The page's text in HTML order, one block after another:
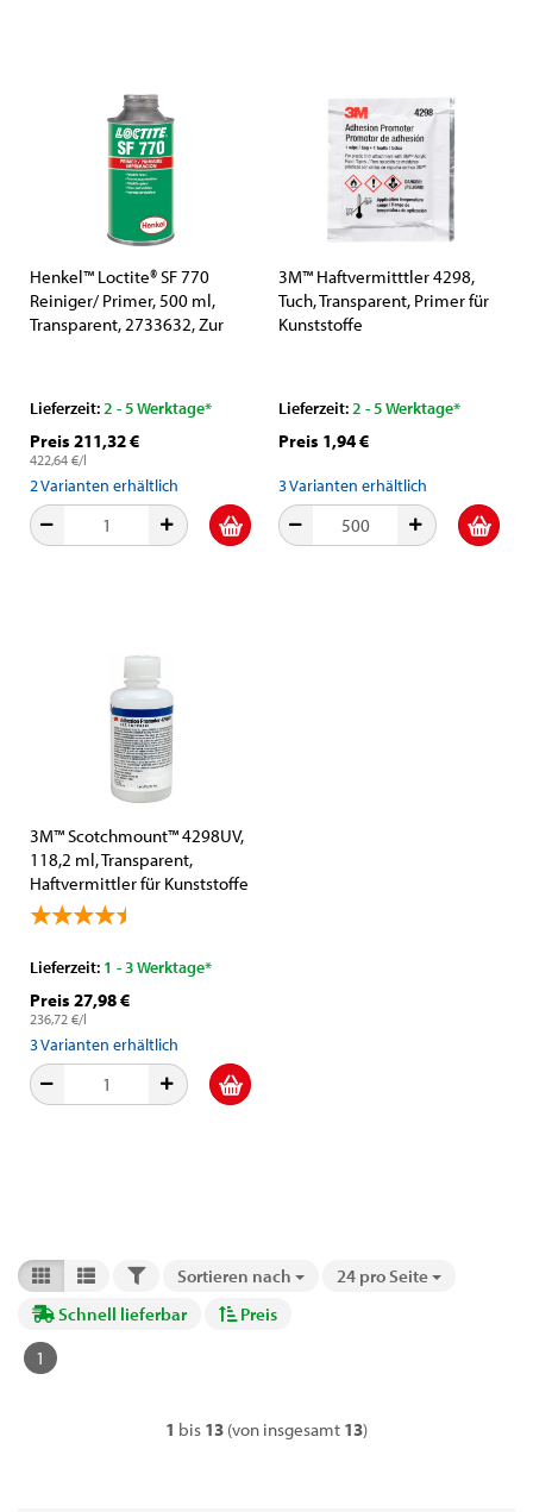
Henkel™ Loctite® SF 770
Reiniger/ Primer, 500 ml,
Transparent, 2733632, Zur
Lieferzeit:2 - 5 Werktage*
Preis 211,32 €
422,64 €/l
2Varianten erhältlich
3M™ Haftvermitttler 4298,
Tuch, Transparent, Primer für
Kunststoffe
Lieferzeit:2 - 5 Werktage*
Preis 1,94 €
3Varianten erhältlich
3M™ Scotchmount™ 4298UV,
118,2 ml, Transparent,
Haftvermittler für Kunststoffe
Lieferzeit: 1 - 3 Werktage*
Preis 27,98 €
236,72 €/l
3Varianten erhältlich
FILTERSortieren nach
Sortieren nach 24 pro Seite
pro Seite
Schnell lieferbar
Preis
1
1 bis 13 (von insgesamt 13)